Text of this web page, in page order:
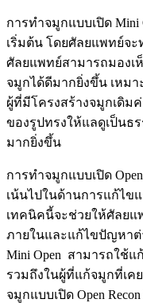
การทำจมูกแบบเปิด Mini
เริ่มต้น โดยศัลยแพทย์จะ
ศัลยแพทย์สามารถมองเ
จมูกได้ดีมากยิ่งขึ้น เหม
ผู้ที่มีโครงสร้างจมูกเดิม
ของรูปทรงให้แลดูเป็นธ
มากยิ่งขึ้น
การทำจมูกแบบเปิด
เน้นไปในด้านการแก้ไข
เทคนิคนี้จะช่วยให้ศัลยแ
ภายในและแก้ไขปัญหาต่
Mini Open สามารถใช้แ
รวมถึงในผู้ที่แก้จมูกที่เค
จมูกแบบเปิด Open